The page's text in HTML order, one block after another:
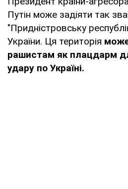
Путін може задіяти так
"Придністровську
України. Ця територія
рашистам як плацдарм
удару по Україні.